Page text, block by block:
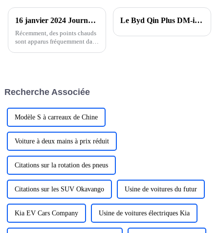
16 janvier 2024 Journée de rêve BYD. Fusion énergétique intelligente 1+1＞2
Récemment, des points chauds
sont apparus fréquemment dans
annuel, à l'objectif de vente de
Le Byd Qin Plus DM-i s'est récemment vendu à 7 852 unités en une seule semaine, juste derrière le Model Y de Tesla
Recherche Associée
Modèle S à carreaux de Chine
Voiture à deux mains à prix réduit
Citations sur la rotation des pneus
Citations sur les SUV Okavango Usine de voitures du futur
Kia EV Cars Company Usine de voitures électriques Kia